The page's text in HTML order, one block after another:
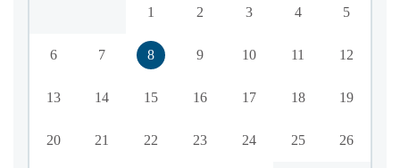
1 2 3 4 5
6 7 8 9 10 11 12
13 14 15 16 17 18 19
20 21 22 23 24 25 26